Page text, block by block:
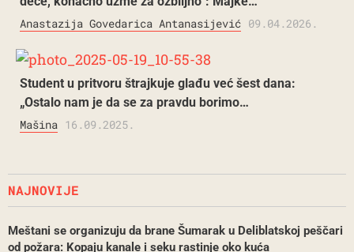
Anastazija Govedarica Antanasijević 09.04.2026.
Student u pritvoru štrajkuje glađu već šest dana:
„Ostalo nam je da se za pravdu borimo…
Mašina 16.09.2025.
NAJNOVIJE
Meštani se organizuju da brane Šumarak u Deliblatskoj peščari
od požara: Kopaju kanale i seku rastinje oko kuća